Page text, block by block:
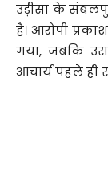
उड़ीसा के
है। आरोपी
गया, जबकि
आचार्य पहले ही